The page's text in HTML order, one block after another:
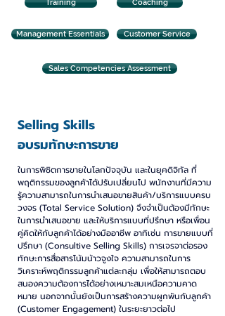
Training
Management Essentials
Coaching
Customer Service
Sales Competencies Assessment
Selling Skills
อบรมทักษะการขาย
ในการพิชิตการขายในโลกปัจจุบัน และในยุคดิจิทัล ที่
พฤติกรรมของลูกค้าได้ปรับเปลี่ยนไป พนักงานที่มีความ
รู้ความสามารถในการนำเสนอขายสินค้า/บริการแบบครบ
วงจร (Total Service Solution) จึงจำเป็นต้องมีทักษะ
ในการนำเสนอขาย และให้บริการแบบที่ปรึกษา หรือเพื่อน
คู่คิดให้กับลูกค้าได้อย่างมืออาชีพ อาทิเช่น การขายแบบที่
ปรึกษา (Consultive Selling Skills) การเจรจาต่อรอง
ทักษะการสื่อสารโน้มน้าวจูงใจ ความสามารถในการ
วิเคราะห์พฤติกรรมลูกค้าแต่ละกลุ่ม เพื่อให้สามารถตอบ
สนองความต้องการได้อย่างเหมาะสมเหนือความคาด
หมาย นอกจากนั้นยังเป็นการสร้างความผูกพันกับลูกค้า
(Customer Engagement) ในระยะยาวต่อไป